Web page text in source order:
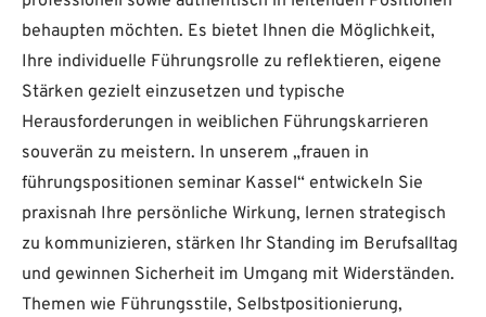
behaupten möchten. Es bietet Ihnen die Möglichkeit,
Ihre individuelle Führungsrolle zu reflektieren, eigene
Stärken gezielt einzusetzen und typische
Herausforderungen in weiblichen Führungskarrieren
souverän zu meistern. In unserem „frauen in
führungspositionen seminar Kassel“ entwickeln Sie
praxisnah Ihre persönliche Wirkung, lernen strategisch
zu kommunizieren, stärken Ihr Standing im Berufsalltag
und gewinnen Sicherheit im Umgang mit Widerständen.
Themen wie Führungsstile, Selbstpositionierung,